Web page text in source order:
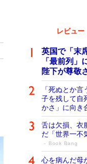
レビュー
英国で「末
「最前列
陛下が尊敬
「死ぬとか
子を残して自
かさ」に向き
舌は欠損、衣
だ「世界一不
Book Bang
心を病んだ母